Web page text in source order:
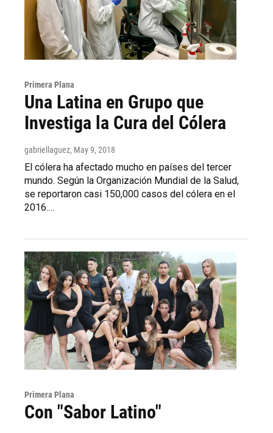
Primera Plana
Una Latina en Grupo que
Investiga la Cura del Cólera
gabriellaguez, May 9, 2018
El cólera ha afectado mucho en países del tercer
mundo. Según la Organización Mundial de la Salud,
se reportaron casi 150,000 casos del cólera en el
2016.…
Primera Plana
Con "Sabor Latino"